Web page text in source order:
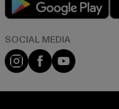
Instagram
FacebookYouTube